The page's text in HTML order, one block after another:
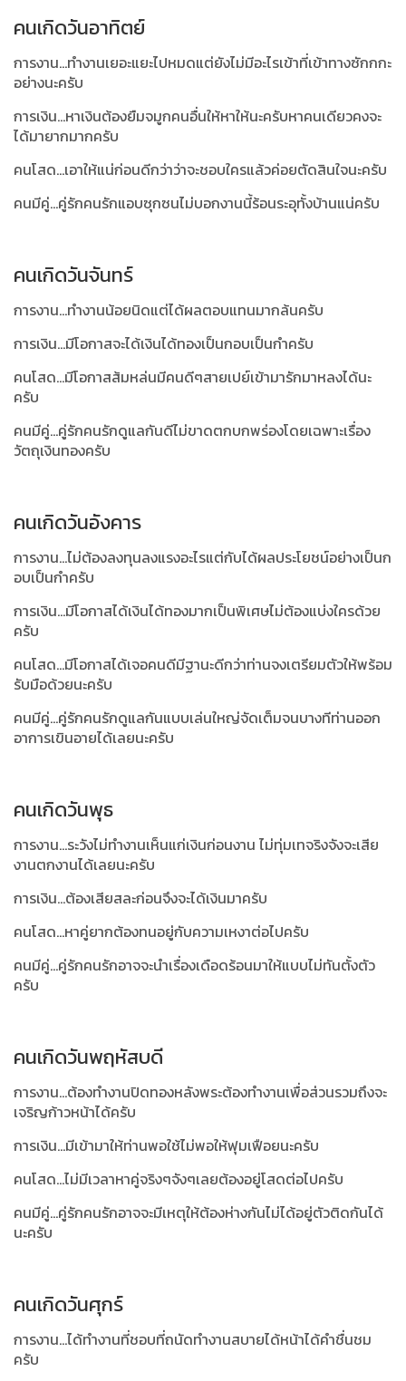
คนเกิดวันอาทิตย์
การงาน...ทำงานเยอะแยะไปหมดแต่ยังไม่มีอะไรเข้าที่เข้าทางซักกกะ
อย่างนะครับ
การเงิน...หาเงินต้องยืมจมูกคนอื่นให้หาให้นะครับหาคนเดียวคงจะ
ได้มายากมากครับ
คนโสด...เอาให้แน่ก่อนดีกว่าว่าจะชอบใครแล้วค่อยตัดสินใจนะครับ
คนมีคู่...คู่รักคนรักแอบซุกซนไม่บอกงานนี้ร้อนระอุทั้งบ้านแน่ครับ
คนเกิดวันจันทร์
การงาน...ทำงานน้อยนิดแต่ได้ผลตอบแทนมากล้นครับ
การเงิน...มีโอกาสจะได้เงินได้ทองเป็นกอบเป็นกำครับ
คนโสด...มีโอกาสส้มหล่นมีคนดีๆสายเปย์เข้ามารักมาหลงได้นะ
ครับ
คนมีคู่...คู่รักคนรักดูแลกันดีไม่ขาดตกบกพร่องโดยเฉพาะเรื่อง
วัตถุเงินทองครับ
คนเกิดวันอังคาร
การงาน...ไม่ต้องลงทุนลงแรงอะไรแต่กับได้ผลประโยชน์อย่างเป็นก
อบเป็นกำครับ
การเงิน...มีโอกาสได้เงินได้ทองมากเป็นพิเศษไม่ต้องแบ่งใครด้วย
ครับ
คนโสด...มีโอกาสได้เจอคนดีมีฐานะดีกว่าท่านจงเตรียมตัวให้พร้อม
รับมือด้วยนะครับ
คนมีคู่...คู่รักคนรักดูแลกันแบบเล่นใหญ่จัดเต็มจนบางทีท่านออก
อาการเขินอายได้เลยนะครับ
คนเกิดวันพุธ
การงาน...ระวังไม่ทำงานเห็นแก่เงินก่อนงาน ไม่ทุ่มเทจริงจังจะเสีย
งานตกงานได้เลยนะครับ
การเงิน...ต้องเสียสละก่อนจึงจะได้เงินมาครับ
คนโสด...หาคู่ยากต้องทนอยู่กับความเหงาต่อไปครับ
คนมีคู่...คู่รักคนรักอาจจะนำเรื่องเดือดร้อนมาให้แบบไม่ทันตั้งตัว
ครับ
คนเกิดวันพฤหัสบดี
การงาน...ต้องทำงานปิดทองหลังพระต้องทำงานเพื่อส่วนรวมถึงจะ
เจริญก้าวหน้าได้ครับ
การเงิน...มีเข้ามาให้ท่านพอใช้ไม่พอให้ฟุมเฟือยนะครับ
คนโสด...ไม่มีเวลาหาคู่จริงๆจังๆเลยต้องอยู่โสดต่อไปครับ
คนมีคู่...คู่รักคนรักอาจจะมีเหตุให้ต้องห่างกันไม่ได้อยู่ตัวติดกันได้
นะครับ
คนเกิดวันศุกร์
การงาน...ได้ทำงานที่ชอบที่ถนัดทำงานสบายได้หน้าได้คำชื่นชม
ครับ